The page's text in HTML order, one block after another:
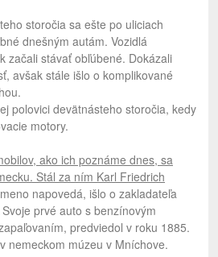
storočia sa ešte po uliciach
dnešným autám. Vozidlá
začali stávať obľúbené. Dokázali
avšak stále išlo o komplikované
polovici devätnásteho storočia, kedy
motory.
ako ich poznáme dnes, sa
Stál za ním Karl Friedrich
napovedá, išlo o zakladateľa
prvé auto s benzínovým
predviedol v roku 1885.
nemeckom múzeu v Mníchove.